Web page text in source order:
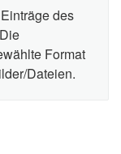
des
Format
Dateien.